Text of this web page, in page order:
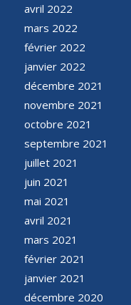
avril 2022
mars 2022
février 2022
janvier 2022
décembre 2021
novembre 2021
octobre 2021
septembre 2021
juillet 2021
juin 2021
mai 2021
avril 2021
mars 2021
février 2021
janvier 2021
décembre 2020